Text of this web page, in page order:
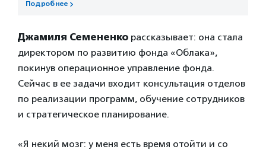
Подробнее
Джамиля Семененко рассказывает: она стала
директором по развитию фонда «Облака»,
покинув операционное управление фонда.
Сейчас в ее задачи входит консультация отделов
по реализации программ, обучение сотрудников
и стратегическое планирование.
«Я некий мозг: у меня есть время отойти и со